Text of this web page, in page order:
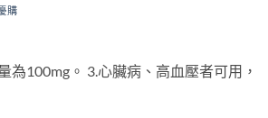
購
為100mg。 3.心臟病、高血壓者可用，